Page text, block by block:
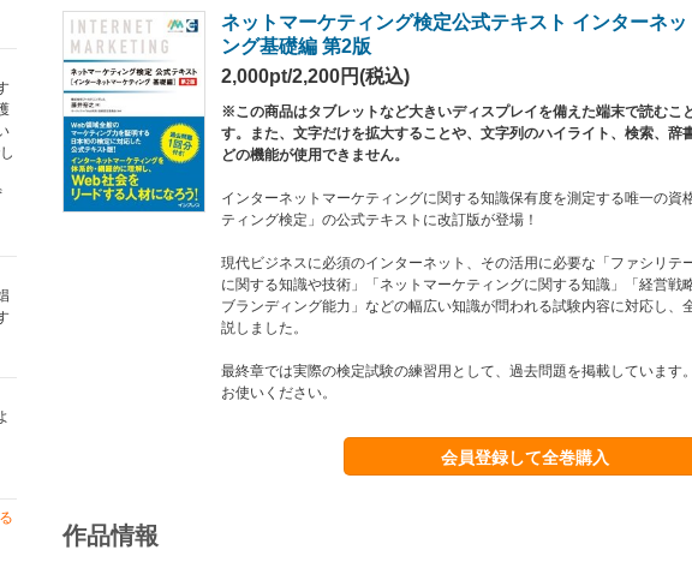
ネットマーケティング検定公式テキスト インターネッ
ング基礎編 第2版
2,000pt/2,200円(税込)
※この商品はタブレットなど大きいディスプレイを備えた端末で読むこ
す。また、文字だけを拡大することや、文字列のハイライト、検索、辞
どの機能が使用できません。
インターネットマーケティングに関する知識保有度を測定する唯一の資
ティング検定」の公式テキストに改訂版が登場！
現代ビジネスに必須のインターネット、その活用に必要な「ファシリテ
に関する知識や技術」「ネットマーケティングに関する知識」「経営戦
ブランディング能力」などの幅広い知識が問われる試験内容に対応し、
説しました。
最終章では実際の検定試験の練習用として、過去問題を掲載しています
お使いください。
会員登録して全巻購入
作品情報